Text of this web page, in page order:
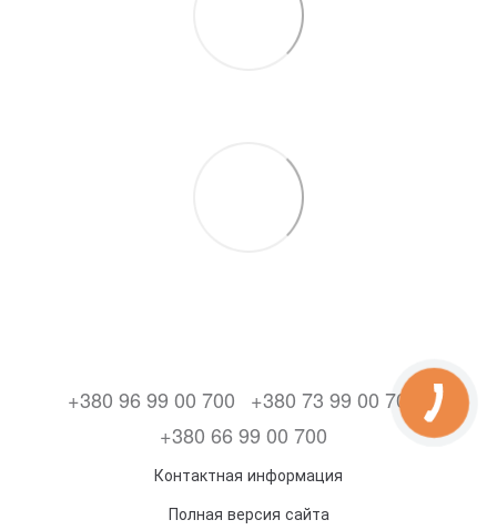
+380 96 99 00 700
+380 73 99 00 700
+380 66 99 00 700
Контактная информация
Полная версия сайта